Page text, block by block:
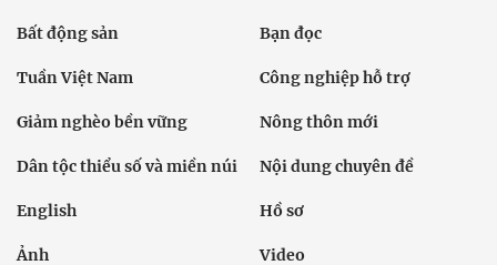
Bất động sản Bạn đọc
Tuần Việt Nam Công nghiệp hỗ trợ
Giảm nghèo bền vững Nông thôn mới
Dân tộc thiểu số và miền núi Nội dung chuyên đề
English Hồ sơ
Ảnh Video